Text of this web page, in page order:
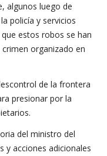
algunos luego de
policía y servicios
estos robos se han
organizado en
de la frontera
presionar por la
del ministro del
y acciones adicionales